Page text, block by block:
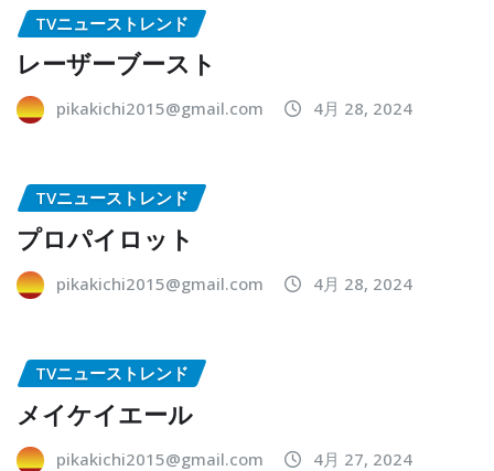
TVニューストレンド
レーザーブースト
pikakichi2015@gmail.com 4月 28, 2024
TVニューストレンド
プロパイロット
pikakichi2015@gmail.com 4月 28, 2024
TVニューストレンド
メイケイエール
pikakichi2015@gmail.com 4月 27, 2024